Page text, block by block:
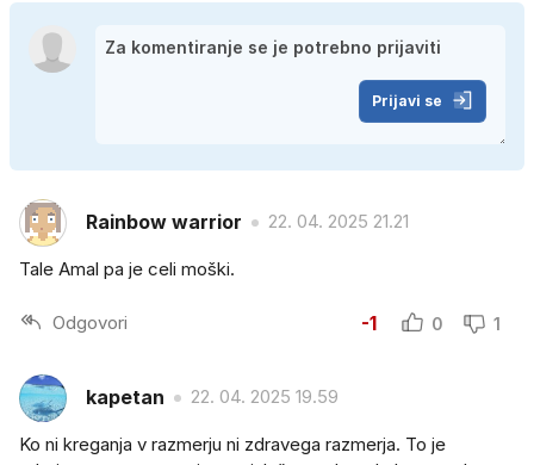
Prijavi se
Rainbow warrior 22. 04. 2025 21.21
Tale Amal pa je celi moški.
Odgovori -1 0 1
kapetan 22. 04. 2025 19.59
Ko ni kreganja v razmerju ni zdravega razmerja. To je